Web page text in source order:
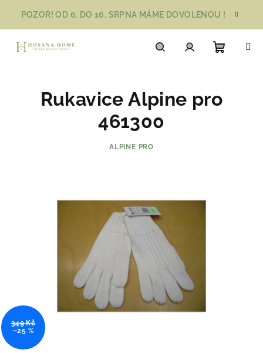
obsah
POZOR! OD 6. DO 16. SRPNA MÁME DOVOLENOU !
košík
Rukavice Alpine pro
461300
ALPINE PRO
349 Kč
–25 %